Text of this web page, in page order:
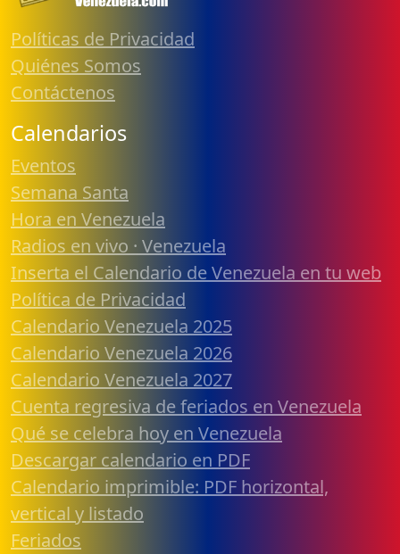
Políticas de Privacidad
Quiénes Somos
Contáctenos
Calendarios
Eventos
Semana Santa
Hora en Venezuela
Radios en vivo · Venezuela
Inserta el Calendario de Venezuela en tu web
Política de Privacidad
Calendario Venezuela 2025
Calendario Venezuela 2026
Calendario Venezuela 2027
Cuenta regresiva de feriados en Venezuela
Qué se celebra hoy en Venezuela
Descargar calendario en PDF
Calendario imprimible: PDF horizontal,
vertical y listado
Feriados